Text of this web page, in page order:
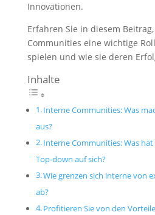
Innovationen.
Erfahren Sie in diesem
Communities eine wichtige
spielen und wie sie deren
Inhalte
Interne Communities: Was
aus?
Interne Communities: Was
Top-down auf sich?
Wie grenzen sich interne von
ab?
Profitieren Sie von den